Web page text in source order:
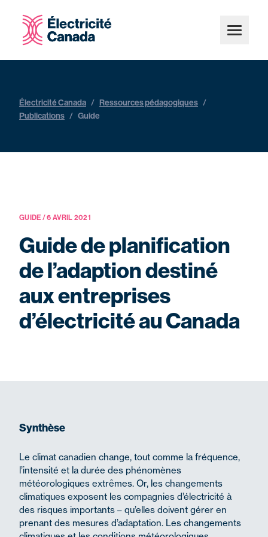
Électricité Canada / Ressources pédagogiques /
Publications / Guide
GUIDE / 6 AVRIL 2021
Guide de planification
de l’adaption destiné
aux entreprises
d’électricité au Canada
Synthèse
Le climat canadien change, tout comme la fréquence,
l’intensité et la durée des phénomènes
météorologiques extrêmes. Or, les changements
climatiques exposent les compagnies d’électricité à
des risques importants – qu’elles doivent gérer en
prenant des mesures d’adaptation. Les changements